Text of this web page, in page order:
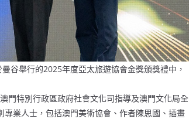
谷舉行的2025年度亞太旅遊協會金獎頒獎禮中，
門特別行政區政府社會文化司指導及澳門文化局全
業人士，包括澳門美術協會、作者陳思國、插畫